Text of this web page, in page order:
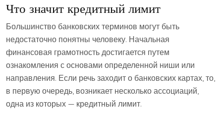
Что значит кредитный лимит
Большинство банковских терминов могут быть
недостаточно понятны человеку. Начальная
финансовая грамотность достигается путем
ознакомления с основами определенной ниши или
направления. Если речь заходит о банковских картах, то,
в первую очередь, возникает несколько ассоциаций,
одна из которых — кредитный лимит.